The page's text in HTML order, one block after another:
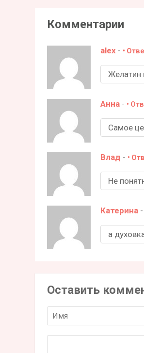
Комментарии
alex -
Желатин
Анна -
Самое
Влад -
Не
Катерина -
а
Оставить